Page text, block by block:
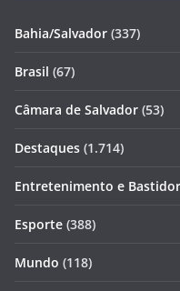
Bahia/Salvador (337)
Brasil (67)
Câmara de Salvador (53)
Destaques (1.714)
Entretenimento e
Esporte (388)
Mundo (118)